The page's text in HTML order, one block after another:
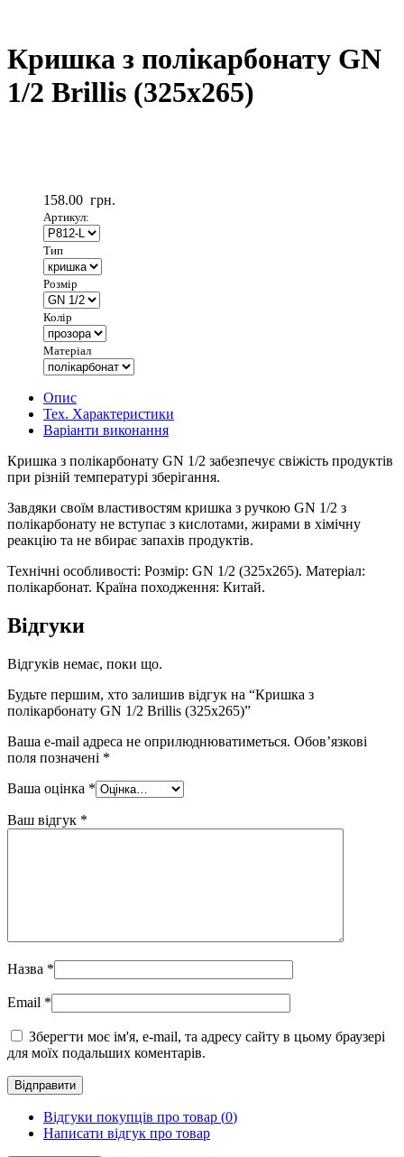
Кришка з полікарбонату GN
1/2 Brillis (325х265)
158.00 грн.
Артикул:
Тип
Розмір
Колір
Матеріал
Опис
Тех. Характеристики
Варіанти виконання
Кришка з полікарбонату GN 1/2 забезпечує свіжість продуктів
при різній температурі зберігання.
Завдяки своїм властивостям кришка з ручкою GN 1/2 з
полікарбонату не вступає з кислотами, жирами в хімічну
реакцію та не вбирає запахів продуктів.
Технічні особливості: Розмір: GN 1/2 (325х265). Матеріал:
полікарбонат. Країна походження: Китай.
Відгуки
Відгуків немає, поки що.
Будьте першим, хто залишив відгук на “Кришка з
полікарбонату GN 1/2 Brillis (325х265)”
Ваша e-mail адреса не оприлюднюватиметься. Обов’язкові
поля позначені *
Ваша оцінка *
Ваш відгук *
Назва *
Email *
Зберегти моє ім'я, e-mail, та адресу сайту в цьому браузері
для моїх подальших коментарів.
Відгуки покупців про товар (0)
Написати відгук про товар